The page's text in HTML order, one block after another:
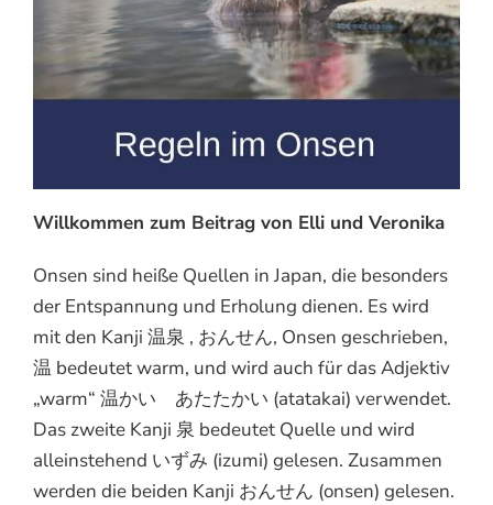
Willkommen zum Beitrag von Elli und Veronika
Onsen sind heiße Quellen in Japan, die besonders
der Entspannung und Erholung dienen. Es wird
mit den Kanji 温泉 , おんせん, Onsen geschrieben,
温 bedeutet warm, und wird auch für das Adjektiv
„warm“ 温かい あたたかい (atatakai) verwendet.
Das zweite Kanji 泉 bedeutet Quelle und wird
alleinstehend いずみ (izumi) gelesen. Zusammen
werden die beiden Kanji おんせん (onsen) gelesen.